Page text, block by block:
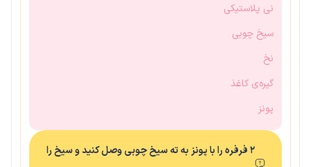
نی پلاستیکی
سیخ چوبی
نخ
گیره‌ی کاغذ
پونز
۲ فرفره را با پونز به ته سیخ چوبی وصل کنید و سیخ را